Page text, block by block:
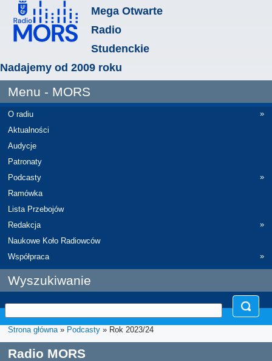
Mega Otwarte
Radio
Studenckie
Nadajemy od 2009 roku
Menu - MORS
O radiu
»
Aktualności
Audycje
Patronaty
Podcasty
»
Ramówka
Lista Przebojów
Redakcja
»
Naukowe Koło Radiowców
Współpraca
»
Wyszukiwanie
Strona główna» Podcasty » Rok 2023/24
Radio MORS